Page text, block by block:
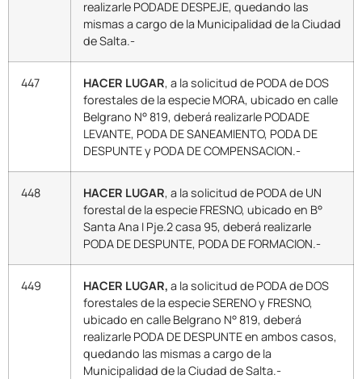
realizarle PODADE DESPEJE, quedando las
mismas a cargo de la Municipalidad de la Ciudad
de Salta.-
447 HACER LUGAR, a la solicitud de PODA de DOS
forestales de la especie MORA, ubicado en calle
Belgrano N° 819, deberá realizarle PODADE
LEVANTE, PODA DE SANEAMIENTO, PODA DE
DESPUNTE y PODA DE COMPENSACION.-
448 HACER LUGAR, a la solicitud de PODA de UN
forestal de la especie FRESNO, ubicado en B°
Santa Ana I Pje.2 casa 95, deberá realizarle
PODA DE DESPUNTE, PODA DE FORMACION.-
449 HACER LUGAR, a la solicitud de PODA de DOS
forestales de la especie SERENO y FRESNO,
ubicado en calle Belgrano N° 819, deberá
realizarle PODA DE DESPUNTE en ambos casos,
quedando las mismas a cargo de la
Municipalidad de la Ciudad de Salta.-